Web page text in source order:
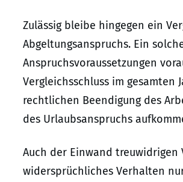
Zulässig bleibe hingegen ein
Abgeltungsanspruchs. Ein
Anspruchsvoraussetzungen
Vergleichsschluss im gesamten
rechtlichen Beendigung des
des Urlaubsanspruchs
Auch der Einwand treuwidrigen
widersprüchliches Verhalten